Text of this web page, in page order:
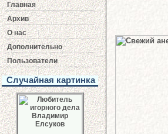
Главная
Архив
О нас
Дополнительно
Пользователи
Случайная картинка